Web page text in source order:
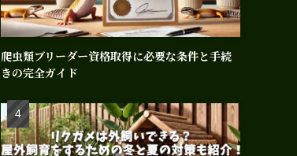
爬虫類ブリーダー資格取得に必要な条件と手続
きの完全ガイド